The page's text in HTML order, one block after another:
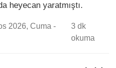
heyecan yaratmıştı.
2026, Cuma -
3 dk
okuma